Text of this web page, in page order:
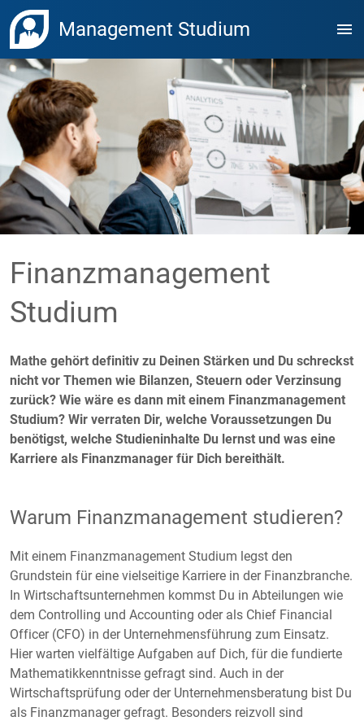
Management Studium menu
Finanzmanagement
Studium
Mathe gehört definitiv zu Deinen Stärken und Du schreckst
nicht vor Themen wie Bilanzen, Steuern oder Verzinsung
zurück? Wie wäre es dann mit einem Finanzmanagement
Studium? Wir verraten Dir, welche Voraussetzungen Du
benötigst, welche Studieninhalte Du lernst und was eine
Karriere als Finanzmanager für Dich bereithält.
Warum Finanzmanagement studieren?
Mit einem Finanzmanagement Studium legst den
Grundstein für eine vielseitige Karriere in der Finanzbranche.
In Wirtschaftsunternehmen kommst Du in Abteilungen wie
dem Controlling und Accounting oder als Chief Financial
Officer (CFO) in der Unternehmensführung zum Einsatz.
Hier warten vielfältige Aufgaben auf Dich, für die fundierte
Mathematikkenntnisse gefragt sind. Auch in der
Wirtschaftsprüfung oder der Unternehmensberatung bist Du
als Finanzmanager gefragt. Besonders reizvoll sind